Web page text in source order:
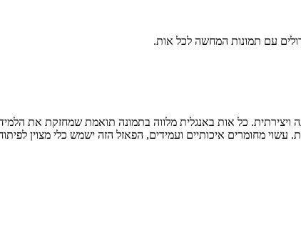
מחומרים איכותיים ועמידים, הפאזל הזה ישמש כלי מצוין לפיתוח